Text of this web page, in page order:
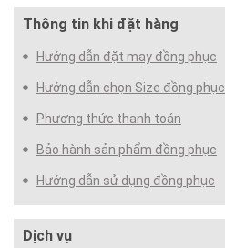
Thông tin khi đặt hàng
Hướng dẫn đặt may đồng phục
Hướng dẫn chọn Size đồng phục
Phương thức thanh toán
Bảo hành sản phẩm đồng phục
Hướng dẫn sử dụng đồng phục
Dịch vụ